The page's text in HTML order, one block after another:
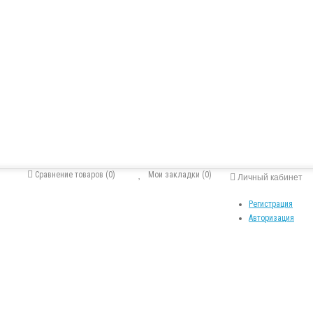
Личный кабинет
Регистрация
Авторизация
Мои закладки (0)
Сравнение товаров (0)